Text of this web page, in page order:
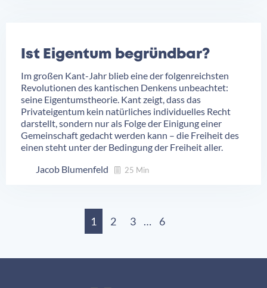
Ist Eigentum begründbar?
Im großen Kant-Jahr blieb eine der folgenreichsten
Revolutionen des kantischen Denkens unbeachtet:
seine Eigentumstheorie. Kant zeigt, dass das
Privateigentum kein natürliches individuelles Recht
darstellt, sondern nur als Folge der Einigung einer
Gemeinschaft gedacht werden kann – die Freiheit des
einen steht unter der Bedingung der Freiheit aller.
Jacob Blumenfeld
25 Min
1 2 3 … 6